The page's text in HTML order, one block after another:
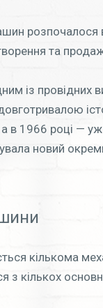
розпочалося
та
із провідних
в 1966 році —
новий
кількома
кількох